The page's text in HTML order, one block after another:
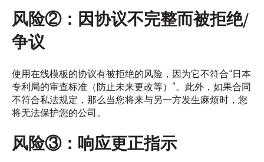
风险②：因协议不完整而被拒绝/
争议
使用在线模板的协议有被拒绝的风险，因为它不符合“日本
专利局的审查标准（防止未来更改等）”。此外，如果合同
不符合私法规定，那么当您将来与另一方发生麻烦时，您
将无法保护您的公司。
风险③：响应更正指示